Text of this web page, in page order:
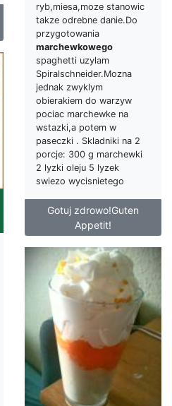
ryb,miesa,moze stanowic
takze odrebne danie.Do
przygotowania
marchewkowego
spaghetti uzylam
Spiralschneider.Mozna
jednak zwyklym
obierakiem do warzyw
pociac marchewke na
wstazki,a potem w
paseczki . Skladniki na 2
porcje: 300 g marchewki
2 lyzki oleju 5 lyzek
swiezo wycisnietego
Gotuj zdrowo!Guten
Appetit!